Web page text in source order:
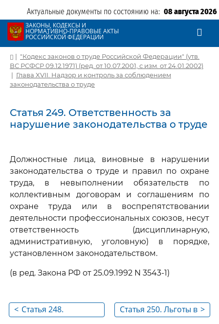
Актуальные документы по состоянию на: 08 августа 2026
ЗАКОНЫ, КОДЕКСЫ И
НОРМАТИВНО-ПРАВОВЫЕ АКТЫ
РОССИЙСКОЙ ФЕДЕРАЦИИ
| "Кодекс законов о труде Российской Федерации" (утв.
ВС РСФСР 09.12.1971) (ред. от 10.07.2001, с изм. от 24.01.2002)
| Глава XVII. Надзор и контроль за соблюдением
законодательства о труде
Статья 249. Ответственность за
нарушение законодательства о труде
Должностные лица, виновные в нарушении
законодательства о труде и правил по охране
труда, в невыполнении обязательств по
коллективным договорам и соглашениям по
охране труда или в воспрепятствовании
деятельности профессиональных союзов, несут
ответственность (дисциплинарную,
административную, уголовную) в порядке,
установленном законодательством.
(в ред. Закона РФ от 25.09.1992 N 3543-1)
< Статья 248.
>
Статья 250. Льготы в